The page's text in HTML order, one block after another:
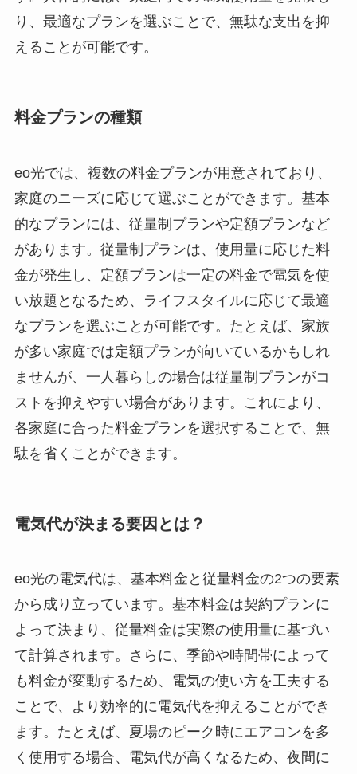
り、最適なプランを選ぶことで、無駄な支出を抑
えることが可能です。
料金プランの種類
eo光では、複数の料金プランが用意されており、
家庭のニーズに応じて選ぶことができます。基本
的なプランには、従量制プランや定額プランなど
があります。従量制プランは、使用量に応じた料
金が発生し、定額プランは一定の料金で電気を使
い放題となるため、ライフスタイルに応じて最適
なプランを選ぶことが可能です。たとえば、家族
が多い家庭では定額プランが向いているかもしれ
ませんが、一人暮らしの場合は従量制プランがコ
ストを抑えやすい場合があります。これにより、
各家庭に合った料金プランを選択することで、無
駄を省くことができます。
電気代が決まる要因とは？
eo光の電気代は、基本料金と従量料金の2つの要素
から成り立っています。基本料金は契約プランに
よって決まり、従量料金は実際の使用量に基づい
て計算されます。さらに、季節や時間帯によって
も料金が変動するため、電気の使い方を工夫する
ことで、より効率的に電気代を抑えることができ
ます。たとえば、夏場のピーク時にエアコンを多
く使用する場合、電気代が高くなるため、夜間に